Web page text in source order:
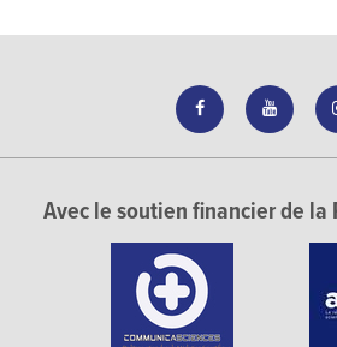
Avec le soutien financier de la